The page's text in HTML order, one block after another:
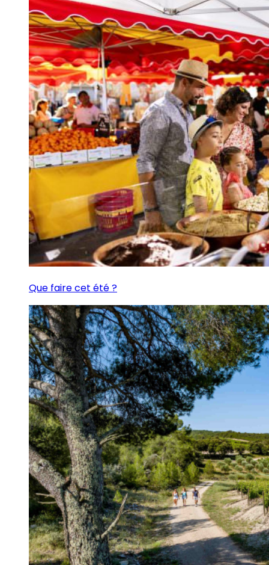
Que faire cet été ?